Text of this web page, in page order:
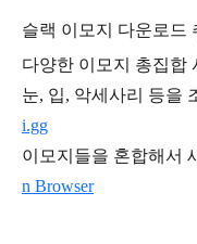
슬랙 이모지 다운로드
다양한 이모지 총집합
눈, 입, 악세사리 등을
i.gg
이모지들을 혼합해서
n Browser